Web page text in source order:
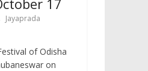
Jayaprada
of Odisha
on